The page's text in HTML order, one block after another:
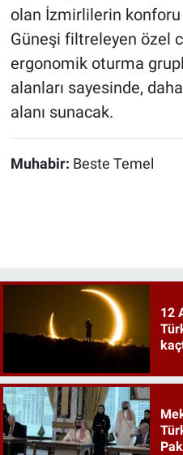
olan İzmirlilerin
Güneşi filtreleyen özel
ergonomik oturma
alanları sayesinde,
alanı sunacak.
Muhabir: Beste Temel
12